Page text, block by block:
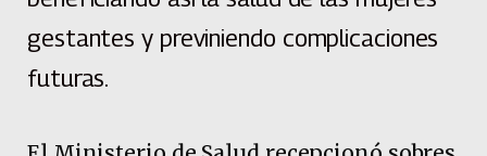
gestantes y previniendo complicaciones
futuras.